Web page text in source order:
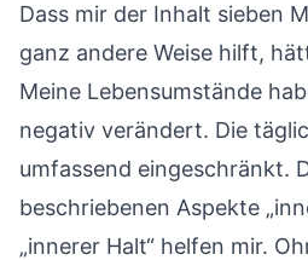
Dass mir der Inhalt sieben
ganz andere Weise hilft,
Meine Lebensumstände
negativ verändert. Die
umfassend eingeschränkt.
beschriebenen Aspekte
„innerer Halt“ helfen mir.